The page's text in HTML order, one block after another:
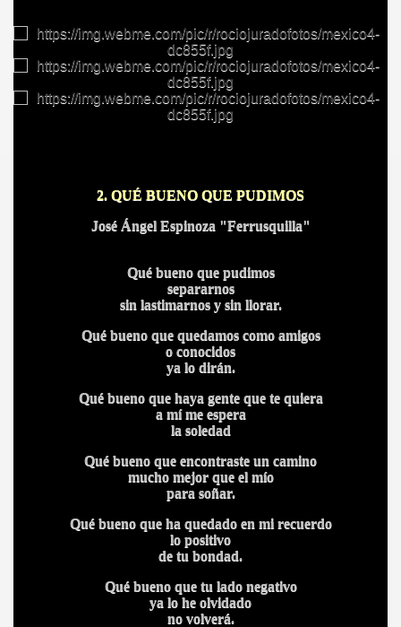
2. QUÉ BUENO QUE PUDIMOS
José Ángel Espinoza "Ferrusquilla"
Qué bueno que pudimos
separarnos
sin lastimarnos y sin llorar.
Qué bueno que quedamos como amigos
o conocidos
ya lo dirán.
Qué bueno que haya gente que te quiera
a mí me espera
la soledad
Qué bueno que encontraste un camino
mucho mejor que el mío
para soñar.
Qué bueno que ha quedado en mi recuerdo
lo positivo
de tu bondad.
Qué bueno que tu lado negativo
ya lo he olvidado
no volverá.